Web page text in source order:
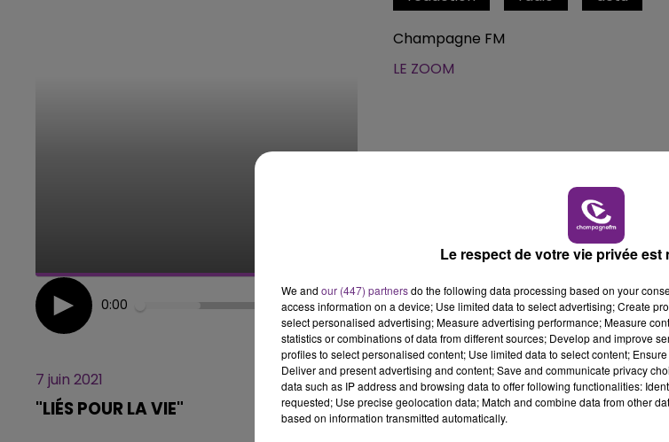
15h00 - 19h00
LE CLUB CHAMPAGNE
Champagne FM
LE ZOOM
0:00
7 juin 2021
"LIÉS POUR LA VIE"
Le respect de votre vie privée est
We and our (447) partnersdo the following data processing based on your
access information on a device; Use limited data to select advertising; Create
select personalised advertising; Measure advertising performance; Measure
statistics or combinations of data from different sources; Develop and improve
profiles to select personalised content; Use limited data to select content;
Deliver and present advertising and content; Save and communicate privacy
data such as IP address and browsing data to offer following functionalities:
requested; Use precise geolocation data; Match and combine data from other
based on information transmitted automatically.